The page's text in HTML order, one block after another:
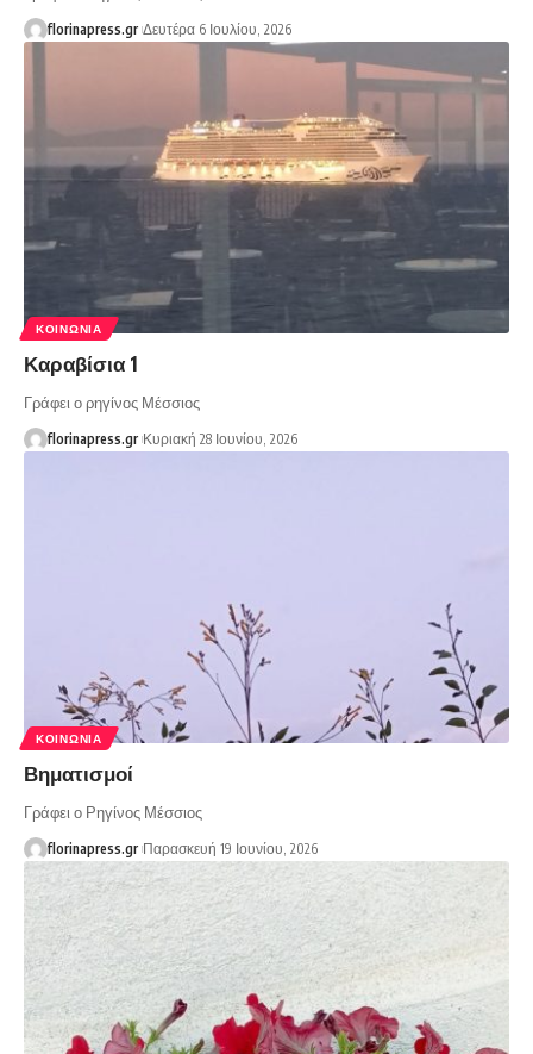
florinapress.gr Δευτέρα 6 Ιουλίου, 2026
ΚΟΙΝΩΝΊΑ
Καραβίσια 1
Γράφει ο ρηγίνος Μέσσιος
florinapress.gr Κυριακή 28 Ιουνίου, 2026
ΚΟΙΝΩΝΊΑ
Βηματισμοί
Γράφει ο Ρηγίνος Μέσσιος
florinapress.gr Παρασκευή 19 Ιουνίου, 2026